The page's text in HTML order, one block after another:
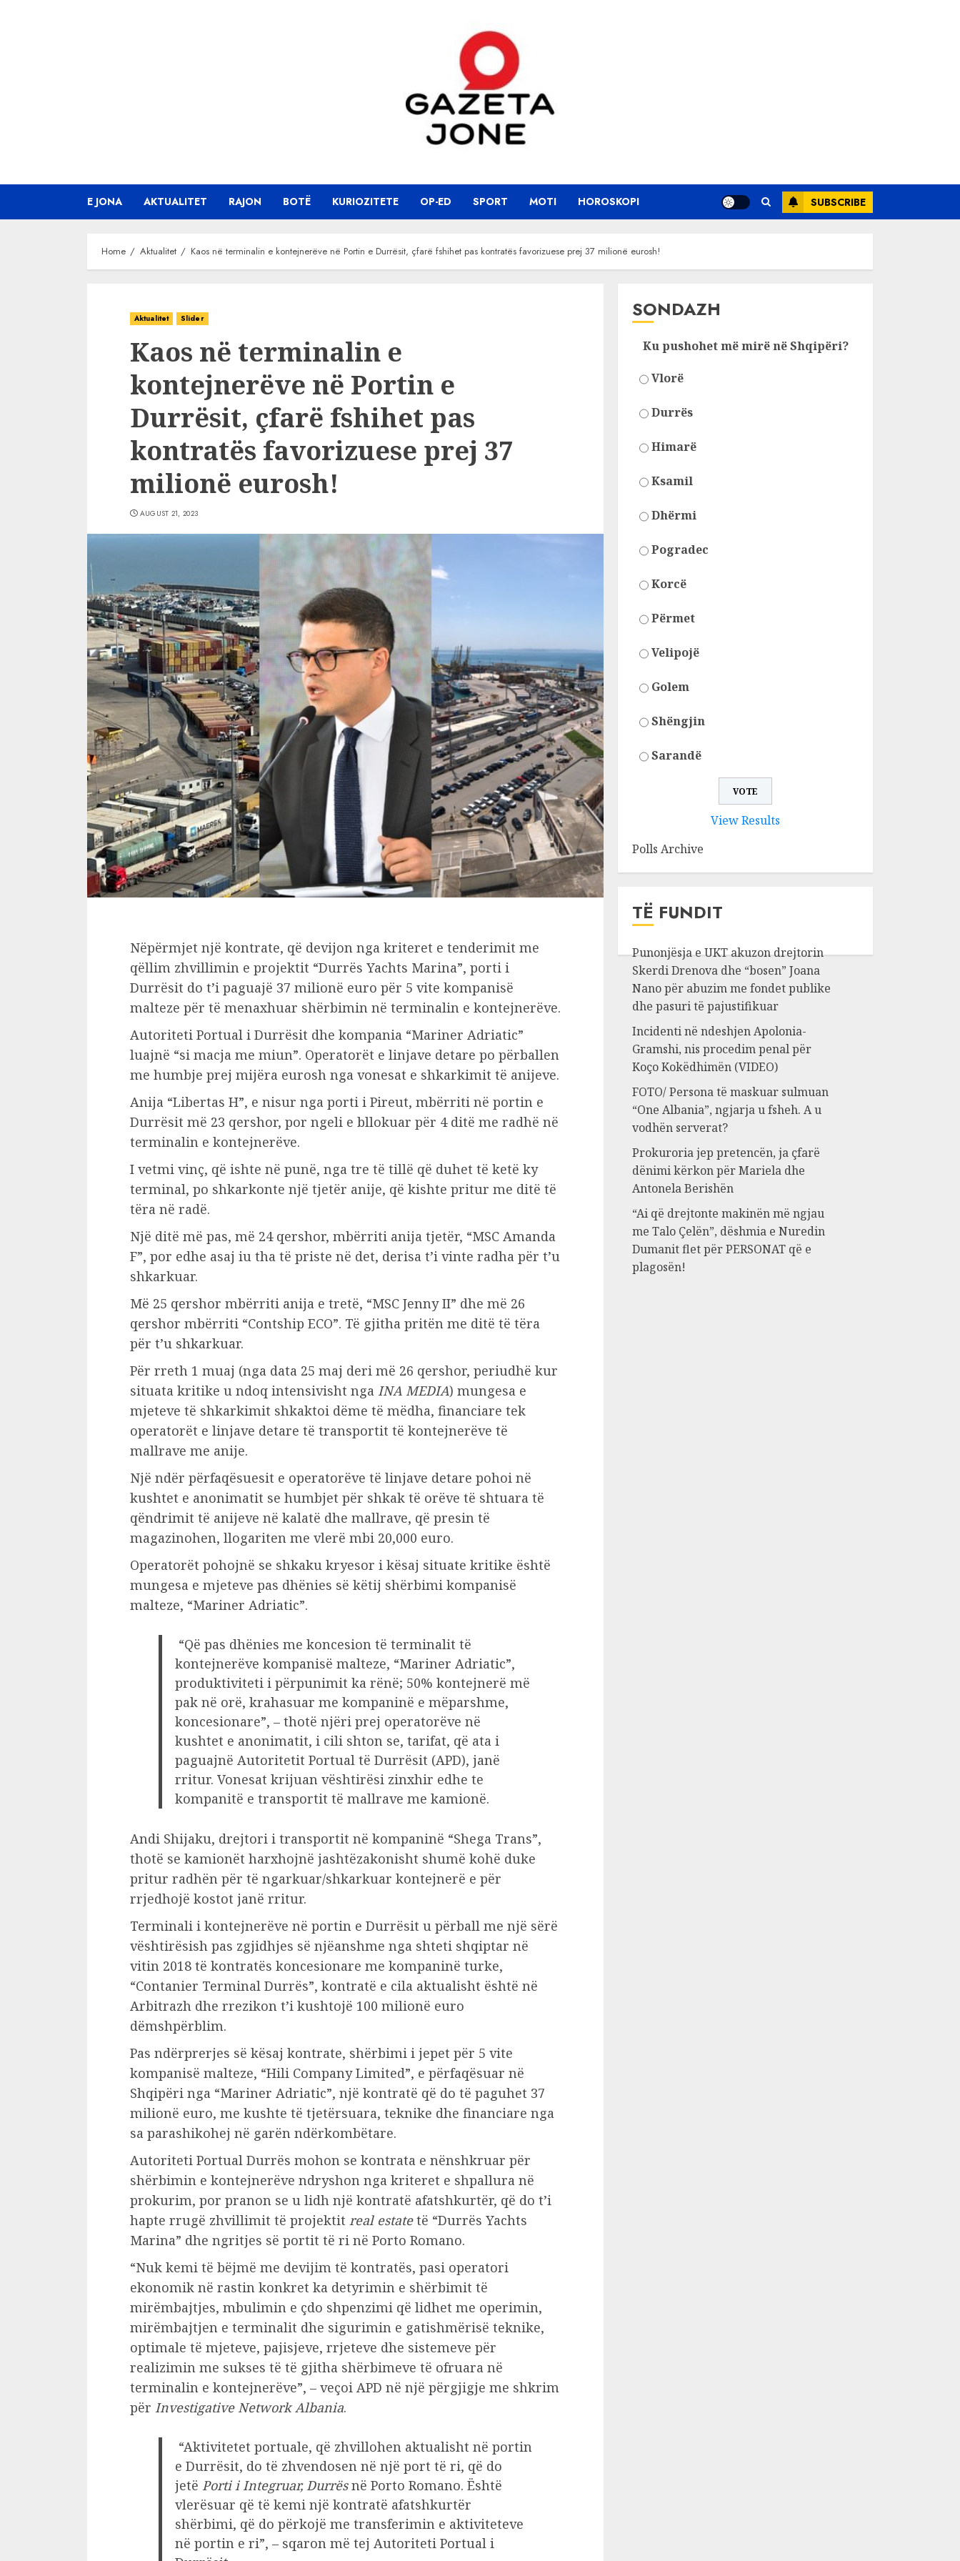
E JONA AKTUALITET RAJON BOTË KURIOZITETE OP-ED SPORT MOTI HOROSKOPI SUBSCRIBE
Home Aktualitet Kaos në terminalin e kontejnerëve në Portin e Durrësit, çfarë fshihet pas kontratës favorizuese prej 37 milionë eurosh!
Aktualitet Slider
Kaos në terminalin e
kontejnerëve në Portin e
Durrësit, çfarë fshihet pas
kontratës favorizuese prej 37
milionë eurosh!
AUGUST 21, 2023
Nëpërmjet një kontrate, që devijon nga kriteret e tenderimit me
qëllim zhvillimin e projektit “Durrës Yachts Marina”, porti i
Durrësit do t’i paguajë 37 milionë euro për 5 vite kompanisë
malteze për të menaxhuar shërbimin në terminalin e kontejnerëve.
Autoriteti Portual i Durrësit dhe kompania “Mariner Adriatic”
luajnë “si macja me miun”. Operatorët e linjave detare po përballen
me humbje prej mijëra eurosh nga vonesat e shkarkimit të anijeve.
Anija “Libertas H”, e nisur nga porti i Pireut, mbërriti në portin e
Durrësit më 23 qershor, por ngeli e bllokuar për 4 ditë me radhë në
terminalin e kontejnerëve.
I vetmi vinç, që ishte në punë, nga tre të tillë që duhet të ketë ky
terminal, po shkarkonte një tjetër anije, që kishte pritur me ditë të
tëra në radë.
Një ditë më pas, më 24 qershor, mbërriti anija tjetër, “MSC Amanda
F”, por edhe asaj iu tha të priste në det, derisa t’i vinte radha për t’u
shkarkuar.
Më 25 qershor mbërriti anija e tretë, “MSC Jenny II” dhe më 26
qershor mbërriti “Contship ECO”. Të gjitha pritën me ditë të tëra
për t’u shkarkuar.
Për rreth 1 muaj (nga data 25 maj deri më 26 qershor, periudhë kur
situata kritike u ndoq intensivisht nga INA MEDIA) mungesa e
mjeteve të shkarkimit shkaktoi dëme të mëdha, financiare tek
operatorët e linjave detare të transportit të kontejnerëve të
mallrave me anije.
Një ndër përfaqësuesit e operatorëve të linjave detare pohoi në
kushtet e anonimatit se humbjet për shkak të orëve të shtuara të
qëndrimit të anijeve në kalatë dhe mallrave, që presin të
magazinohen, llogariten me vlerë mbi 20,000 euro.
Operatorët pohojnë se shkaku kryesor i kësaj situate kritike është
mungesa e mjeteve pas dhënies së këtij shërbimi kompanisë
malteze, “Mariner Adriatic”.
“Që pas dhënies me koncesion të terminalit të
kontejnerëve kompanisë malteze, “Mariner Adriatic”,
produktiviteti i përpunimit ka rënë; 50% kontejnerë më
pak në orë, krahasuar me kompaninë e mëparshme,
koncesionare”, – thotë njëri prej operatorëve në
kushtet e anonimatit, i cili shton se, tarifat, që ata i
paguajnë Autoritetit Portual të Durrësit (APD), janë
rritur. Vonesat krijuan vështirësi zinxhir edhe te
kompanitë e transportit të mallrave me kamionë.
Andi Shijaku, drejtori i transportit në kompaninë “Shega Trans”,
thotë se kamionët harxhojnë jashtëzakonisht shumë kohë duke
pritur radhën për të ngarkuar/shkarkuar kontejnerë e për
rrjedhojë kostot janë rritur.
Terminali i kontejnerëve në portin e Durrësit u përball me një sërë
vështirësish pas zgjidhjes së njëanshme nga shteti shqiptar në
vitin 2018 të kontratës koncesionare me kompaninë turke,
“Contanier Terminal Durrës”, kontratë e cila aktualisht është në
Arbitrazh dhe rrezikon t’i kushtojë 100 milionë euro
dëmshpërblim.
Pas ndërprerjes së kësaj kontrate, shërbimi i jepet për 5 vite
kompanisë malteze, “Hili Company Limited”, e përfaqësuar në
Shqipëri nga “Mariner Adriatic”, një kontratë që do të paguhet 37
milionë euro, me kushte të tjetërsuara, teknike dhe financiare nga
sa parashikohej në garën ndërkombëtare.
Autoriteti Portual Durrës mohon se kontrata e nënshkruar për
shërbimin e kontejnerëve ndryshon nga kriteret e shpallura në
prokurim, por pranon se u lidh një kontratë afatshkurtër, që do t’i
hapte rrugë zhvillimit të projektit real estatetë “Durrës Yachts
Marina” dhe ngritjes së portit të ri në Porto Romano.
“Nuk kemi të bëjmë me devijim të kontratës, pasi operatori
ekonomik në rastin konkret ka detyrimin e shërbimit të
mirëmbajtjes, mbulimin e çdo shpenzimi që lidhet me operimin,
mirëmbajtjen e terminalit dhe sigurimin e gatishmërisë teknike,
optimale të mjeteve, pajisjeve, rrjeteve dhe sistemeve për
realizimin me sukses të të gjitha shërbimeve të ofruara në
terminalin e kontejnerëve”, – veçoi APD në një përgjigje me shkrim
për Investigative Network Albania.
“Aktivitetet portuale, që zhvillohen aktualisht në portin
e Durrësit, do të zhvendosen në një port të ri, që do
jetë Porti i Integruar, Durrësnë Porto Romano. Është
vlerësuar që të kemi një kontratë afatshkurtër
shërbimi, që do përkojë me transferimin e aktiviteteve
në portin e ri”, – sqaron më tej Autoriteti Portual i
SONDAZH
Ku pushohet më mirë në Shqipëri?
Vlorë
Durrës
Himarë
Ksamil
Dhërmi
Pogradec
Korcë
Përmet
Velipojë
Golem
Shëngjin
Sarandë
View Results
Polls Archive
TË FUNDIT
Punonjësja e UKT akuzon drejtorin
Skerdi Drenova dhe “bosen” Joana
Nano për abuzim me fondet publike
dhe pasuri të pajustifikuar
Incidenti në ndeshjen Apolonia-
Gramshi, nis procedim penal për
Koço Kokëdhimën (VIDEO)
FOTO/ Persona të maskuar sulmuan
“One Albania”, ngjarja u fsheh. A u
vodhën serverat?
Prokuroria jep pretencën, ja çfarë
dënimi kërkon për Mariela dhe
Antonela Berishën
“Ai që drejtonte makinën më ngjau
me Talo Çelën”, dëshmia e Nuredin
Dumanit flet për PERSONAT që e
plagosën!